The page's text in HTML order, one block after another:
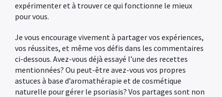
expérimenter et à trouver ce qui fonctionne le mieux
pour vous.
Je vous encourage vivement à partager vos expériences,
vos réussites, et même vos défis dans les commentaires
ci-dessous. Avez-vous déjà essayé l’une des recettes
mentionnées? Ou peut-être avez-vous vos propres
astuces à base d’aromathérapie et de cosmétique
naturelle pour gérer le psoriasis? Vos partages sont non